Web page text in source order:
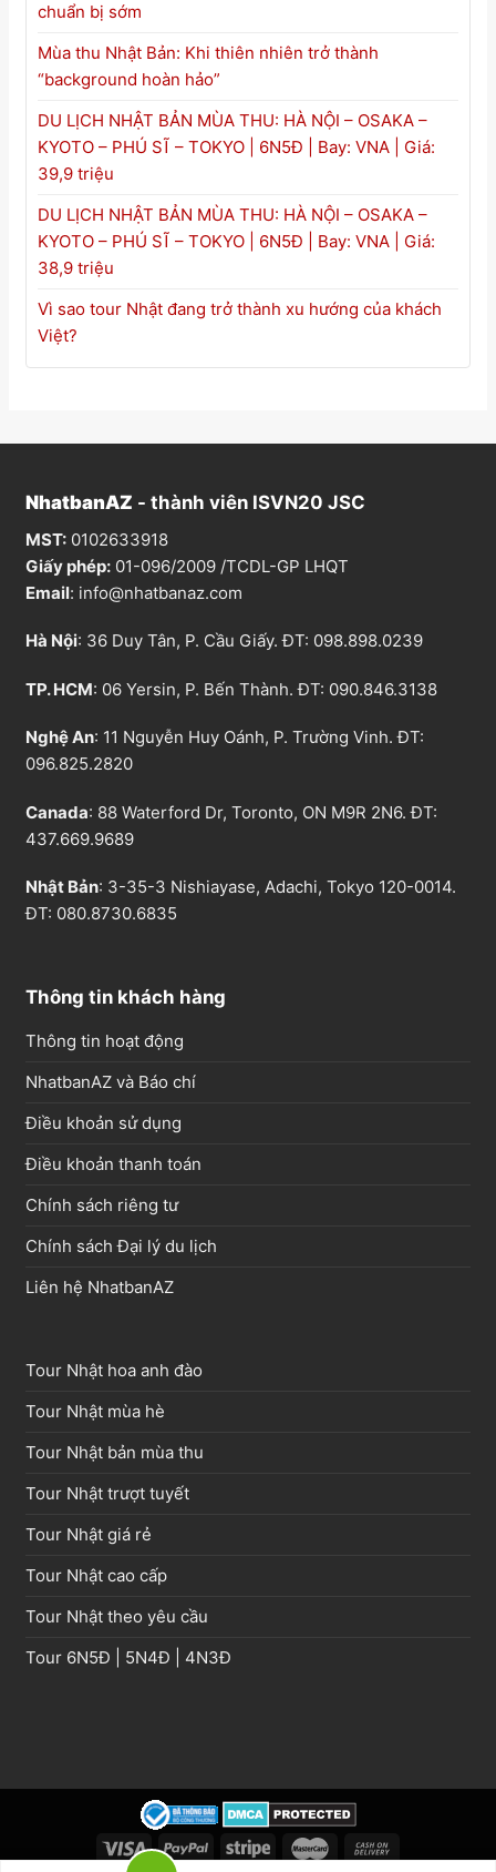
chuẩn bị sớm
Mùa thu Nhật Bản: Khi thiên nhiên trở thành
“background hoàn hảo”
DU LỊCH NHẬT BẢN MÙA THU: HÀ NỘI – OSAKA –
KYOTO – PHÚ SĨ – TOKYO | 6N5Đ | Bay: VNA | Giá:
39,9 triệu
DU LỊCH NHẬT BẢN MÙA THU: HÀ NỘI – OSAKA –
KYOTO – PHÚ SĨ – TOKYO | 6N5Đ | Bay: VNA | Giá:
38,9 triệu
Vì sao tour Nhật đang trở thành xu hướng của khách
Việt?
NhatbanAZ - thành viên ISVN20 JSC
MST: 0102633918
Giấy phép: 01-096/2009 /TCDL-GP LHQT
Email: info@nhatbanaz.com
Hà Nội: 36 Duy Tân, P. Cầu Giấy. ĐT: 098.898.0239
TP. HCM: 06 Yersin, P. Bến Thành. ĐT: 090.846.3138
Nghệ An: 11 Nguyễn Huy Oánh, P. Trường Vinh. ĐT:
096.825.2820
Canada: 88 Waterford Dr, Toronto, ON M9R 2N6. ĐT:
437.669.9689
Nhật Bản: 3-35-3 Nishiayase, Adachi, Tokyo 120-0014.
ĐT: 080.8730.6835
Thông tin khách hàng
Thông tin hoạt động
NhatbanAZ và Báo chí
Điều khoản sử dụng
Điều khoản thanh toán
Chính sách riêng tư
Chính sách Đại lý du lịch
Liên hệ NhatbanAZ
Tour Nhật hoa anh đào
Tour Nhật mùa hè
Tour Nhật bản mùa thu
Tour Nhật trượt tuyết
Tour Nhật giá rẻ
Tour Nhật cao cấp
Tour Nhật theo yêu cầu
Tour 6N5Đ 5N4Đ 4N3Đ